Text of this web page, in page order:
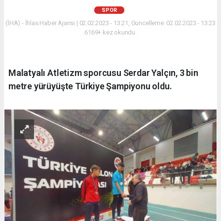
SPOR
(İHA) - İhlas Haber Ajansı | 02.02.2023 - 13:21, Güncelleme: 02.02.2023 - 13:23
6169+ kez okundu.
Malatyalı Atletizm sporcusu Serdar Yalçın, 3 bin
metre yürüyüşte Türkiye Şampiyonu oldu.